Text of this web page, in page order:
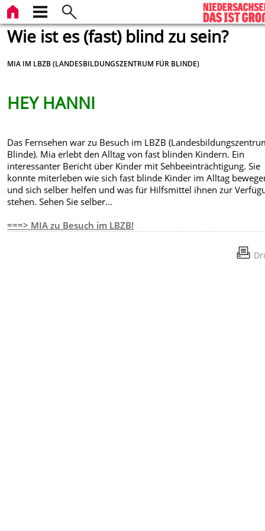
Wie ist es (fast) blind zu sein?
MIA IM LBZB (LANDESBILDUNGSZENTRUM FÜR BLINDE)
HEY HANNI
Das Fernsehen war zu Besuch im LBZB
Blinde). Mia erlebt den Alltag von fast blinden Kindern. Ein
interessanter Bericht über Kinder mit Sehbeeinträchtigung. Sie
konnte miterleben wie sich fast blinde Kinder im Alltag
und sich selber helfen und was für Hilfsmittel ihnen zur
stehen. Sehen Sie selber...
===> MIA zu Besuch im LBZB!